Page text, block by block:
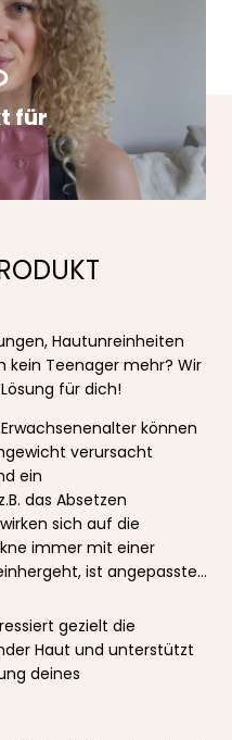
für
Hautunreinheiten
kein Teenager mehr? Wir
für dich!
können
verursacht
ein
das Absetzen
sich auf die
immer mit einer
ist angepasste
gezielt die
Haut und unterstützt
deines